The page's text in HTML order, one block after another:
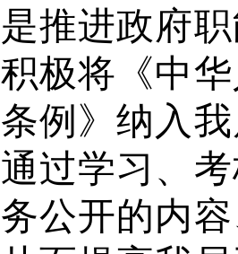
是推进政府
积极将《中
条例》纳入
通过学习、
务公开的内